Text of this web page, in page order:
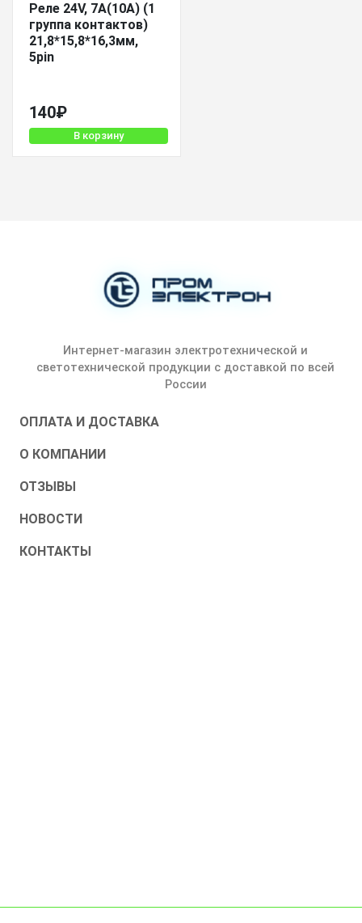
Реле 24V, 7A(10A) (1
группа контактов)
21,8*15,8*16,3мм,
5pin
140₽
В корзину
Интернет-магазин электротехнической и
светотехнической продукции с доставкой по всей
России
ОПЛАТА И ДОСТАВКА
О КОМПАНИИ
ОТЗЫВЫ
НОВОСТИ
КОНТАКТЫ